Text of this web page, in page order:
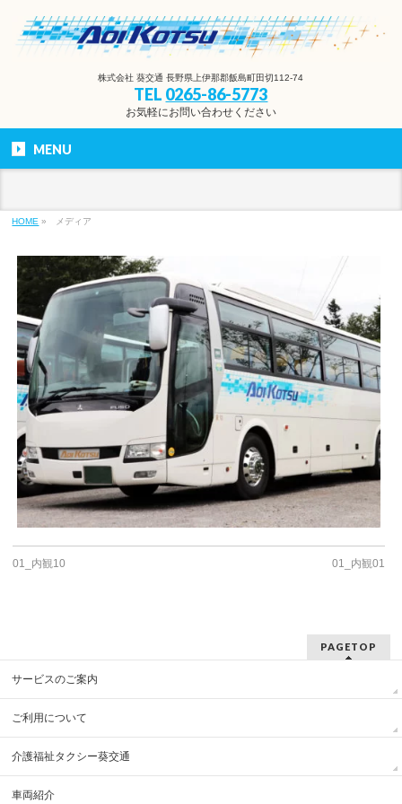
株式会社 葵交通 長野県上伊那郡飯島町田切112-74
TEL 0265-86-5773
お気軽にお問い合わせください
MENU
HOME » メディア
01_内観10 01_内観01
PAGETOP
サービスのご案内
ご利用について
介護福祉タクシー葵交通
車両紹介